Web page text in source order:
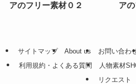
アのフリー素材０２
ア
サイトマップ About us お問い合わ
利用規約・よくある質問
人物素材
リクエスト